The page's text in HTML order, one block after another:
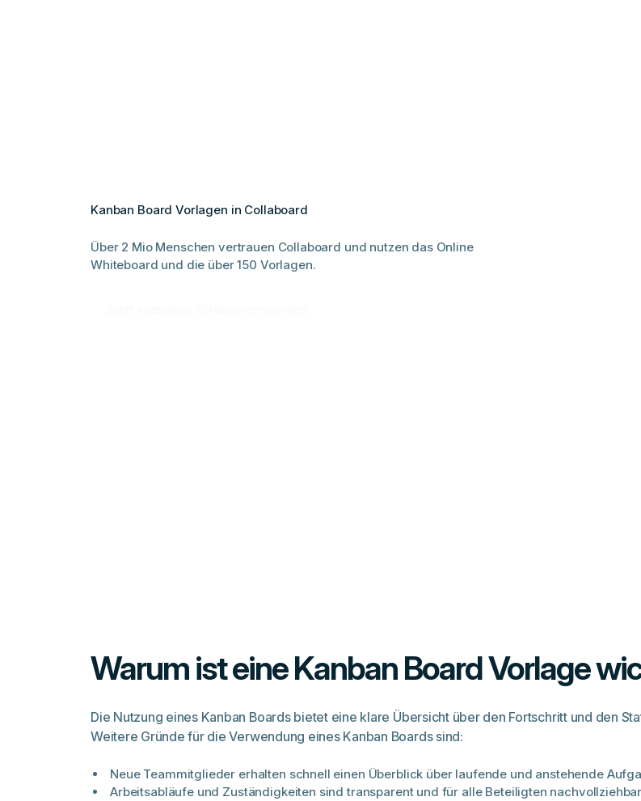
Kanban Board Vorlagen in Collaboard
Über 2 Mio Menschen vertrauen Collaboard und nutzen das Online
Whiteboard und die über 150 Vorlagen.
Warum ist eine Kanban Board Vorlage
Die Nutzung eines Kanban Boards bietet eine klare Übersicht über den Fortschritt und den
Weitere Gründe für die Verwendung eines Kanban Boards sind:
Neue Teammitglieder erhalten schnell einen Überblick über laufende und anstehende
Arbeitsabläufe und Zuständigkeiten sind transparent und für alle Beteiligten